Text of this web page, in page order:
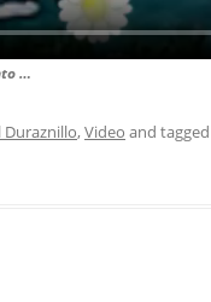
…
Duraznillo,Video and tagged